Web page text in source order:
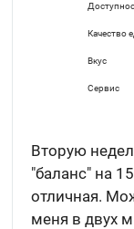
Качество
Вкус
Сервис
Вторую
"баланс" на
отличная.
меня в двух